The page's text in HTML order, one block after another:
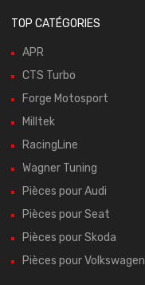
TOP CATÉGORIES
APR
CTS Turbo
Forge Motosport
Milltek
RacingLine
Wagner Tuning
Pièces pour Audi
Pièces pour Seat
Pièces pour Skoda
Pièces pour Volkswagen